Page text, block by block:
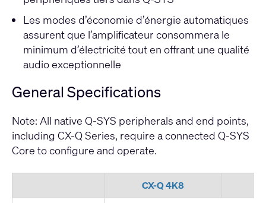
Les modes d’économie d’énergie automatiques
assurent que l’amplificateur consommera le
minimum d’électricité tout en offrant une qualité
audio exceptionnelle
General Specifications
Note: All native Q-SYS peripherals and end points,
including CX-Q Series, require a connected Q-SYS
Core to configure and operate.
CX-Q 4K8